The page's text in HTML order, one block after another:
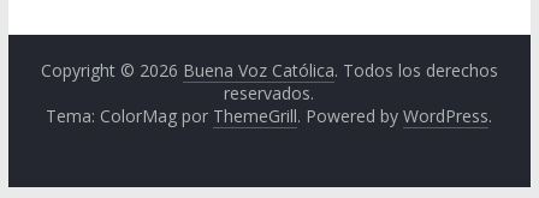
Copyright © 2026 Buena Voz Católica. Todos los derechos
reservados.
Tema: ColorMag por ThemeGrill. Powered byWordPress.